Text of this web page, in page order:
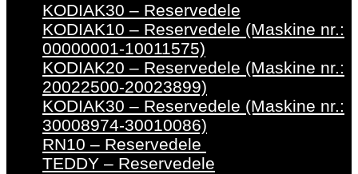
KODIAK30 – Reservedele
KODIAK10 – Reservedele (Maskine nr.:
00000001-10011575)
KODIAK20 – Reservedele (Maskine nr.:
20022500-20023899)
KODIAK30 – Reservedele (Maskine nr.:
30008974-30010086)
RN10 – Reservedele
TEDDY – Reservedele